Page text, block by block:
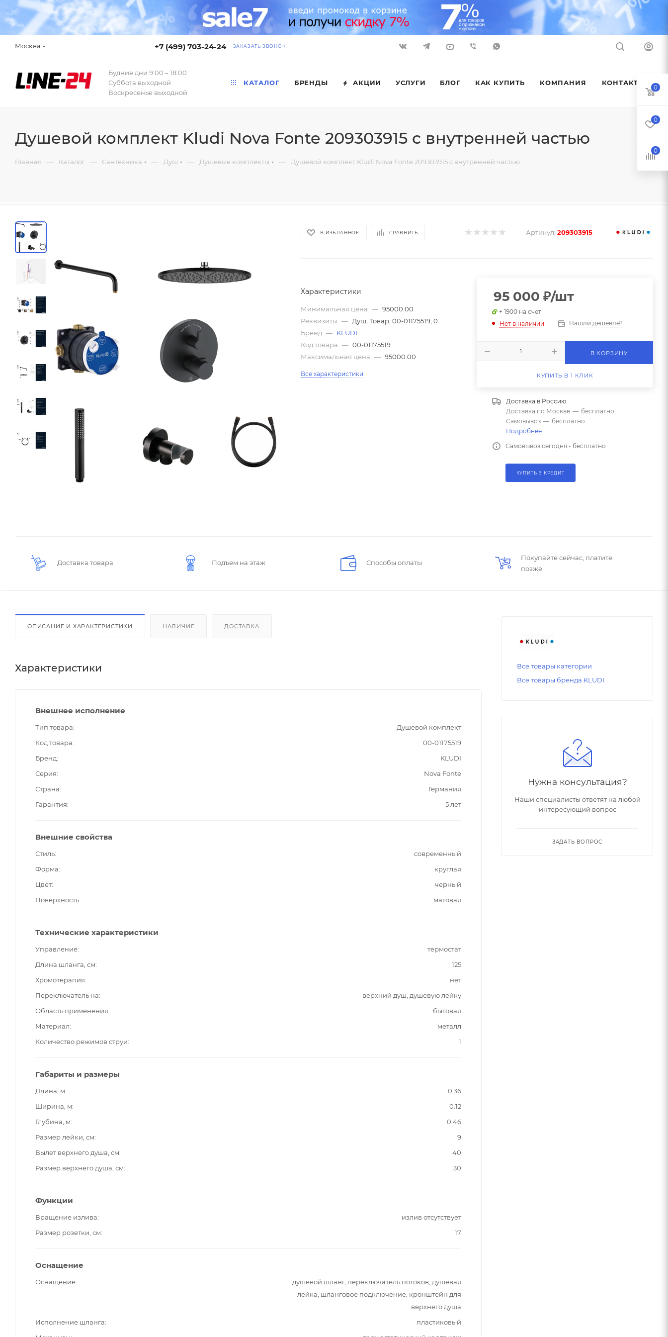
Москва +7 (499) 703-24-24 ЗАКАЗАТЬ ЗВОНОК
Будние дни 9:00 – 18:00
Суббота выходной
Воскресенье выходной
КАТАЛОГ БРЕНДЫ АКЦИИ УСЛУГИ БЛОГ КАК КУПИТЬ КОМПАНИЯ КОНТАКТЫ
Душевой комплект Kludi Nova Fonte 209303915 с внутренней частью
Главная — Каталог — Сантехника — Душ — Душевые комплекты — Душевой комплект Kludi Nova Fonte 209303915 с внутренней частью
В ИЗБРАННОЕ СРАВНИТЬ Артикул: 209303915
Характеристики
Минимальная цена — 95000.00
Реквизиты — Душ, Товар, 00-01175519, 0
Бренд — KLUDI
Код товара — 00-01175519
Максимальная цена — 95000.00
Все характеристики
95 000 ₽/шт
+ 1900 на счет
Нет в наличии
Нашли дешевле?
В КОРЗИНУ
КУПИТЬ В 1 КЛИК
Доставка в Россию
Доставка по Москве — бесплатно
Самовывоз — бесплатно
Подробнее
Самовывоз сегодня - бесплатно
КУПИТЬ В КРЕДИТ
Доставка товара Подъем на этаж Способы оплаты
Покупайте сейчас, платите
позже
ОПИСАНИЕ И ХАРАКТЕРИСТИКИ НАЛИЧИЕ ДОСТАВКА
Характеристики
Внешнее исполнение
Тип товара
Душевой комплект
Код товара
00-01175519
Бренд
KLUDI
Серия
Nova Fonte
Страна
Германия
Гарантия
5 лет
Внешние свойства
Стиль
современный
Форма
круглая
Цвет
черный
Поверхность
матовая
Технические характеристики
Управление
термостат
Длина шланга, см
125
Хромотерапия
нет
Переключатель на
верхний душ, душевую лейку
Область применения
бытовая
Материал
металл
Количество режимов струи
1
Габариты и размеры
Длина, м
0.36
Ширина, м
0.12
Глубина, м
0.46
Размер лейки, см
9
Вылет верхнего душа, см
40
Размер верхнего душа, см
30
Функции
Вращение излива
излив отсутствует
Размер розетки, см
17
Оснащение
Оснащение
душевой шланг, переключатель потоков, душевая
лейка, шланговое подключение, кронштейн для
верхнего душа
Исполнение шланга
пластиковый
Все товары категории
Все товары бренда KLUDI
Нужна консультация?
Наши специалисты ответят на любой
интересующий вопрос
ЗАДАТЬ ВОПРОС
0
0
0